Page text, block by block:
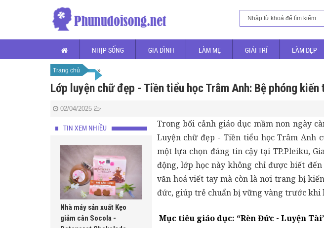
NHỊP SỐNG GIA ĐÌNH LÀM MẸ GIẢI TRÍ LÀM ĐẸP
Trang chủ » »
Lớp luyện chữ đẹp - Tiền tiểu học Trâm Anh: Bệ phóng
02/04/2025
TIN XEM NHIỀU
Nhà máy sản xuất Kẹo
giảm cân Socola -
Trong bối cảnh giáo dục mầm non ngày
Luyện chữ đẹp - Tiền tiểu học Trâm Anh
một lựa chọn đáng tin cậy tại TP.Pleiku,
động, lớp học này không chỉ được biết
văn hoá viết tay mà còn là nơi trang bị
đức, giúp trẻ chuẩn bị vững vàng trước khi
Mục tiêu giáo dục: “Rèn Đức - Luyện